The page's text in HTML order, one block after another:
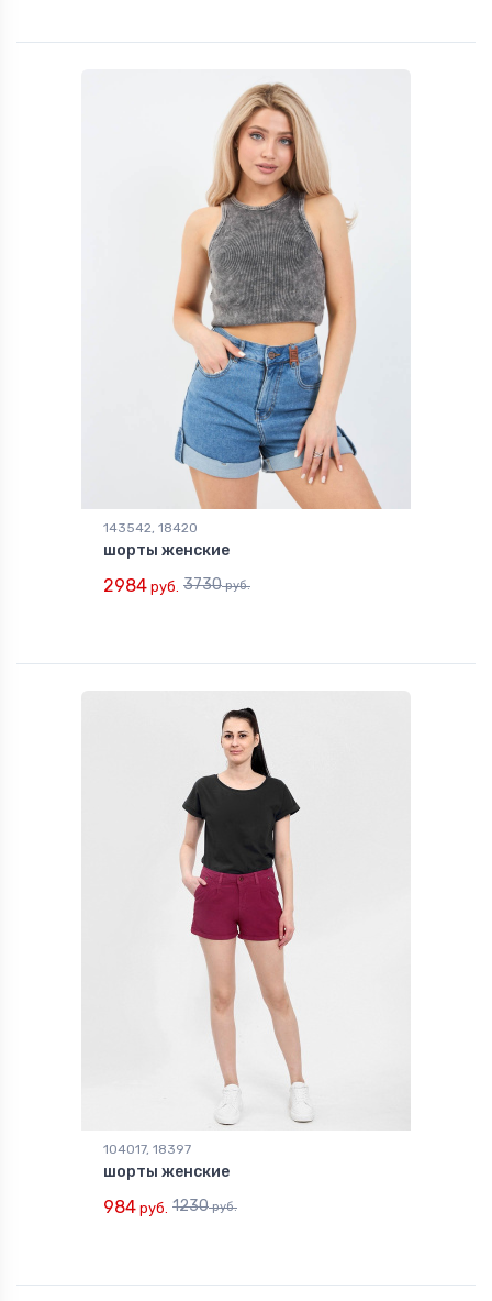
143542, 18420
шорты женские
2984 руб. 3730руб.
104017, 18397
шорты женские
984 руб. 1230руб.